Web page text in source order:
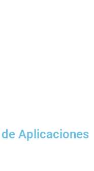
Aplicaciones